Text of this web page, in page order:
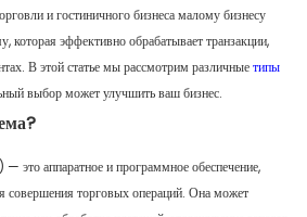
и гостиничного бизнеса малому бизнесу
которая эффективно обрабатывает транзакции,
В этой статье мы рассмотрим различныетипы
выбор может улучшить ваш бизнес.
это аппаратное и программное обеспечение,
совершения торговых операций. Она может